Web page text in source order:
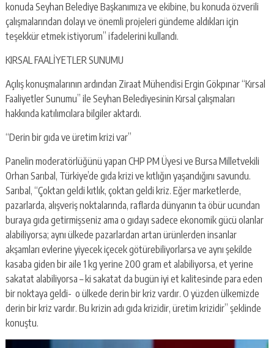
konuda Seyhan Belediye Başkanımıza ve ekibine, bu konuda özverili
çalışmalarından dolayı ve önemli projeleri gündeme aldıkları için
teşekkür etmek istiyorum” ifadelerini kullandı.
KIRSAL FAALİYETLER SUNUMU
Açılış konuşmalarının ardından Ziraat Mühendisi Ergin Gökpınar “Kırsal
Faaliyetler Sunumu” ile Seyhan Belediyesinin Kırsal çalışmaları
hakkında katılımcılara bilgiler aktardı.
“Derin bir gıda ve üretim krizi var”
Panelin moderatörlüğünü yapan CHP PM Üyesi ve Bursa Milletvekili
Orhan Sarıbal, Türkiye’de gıda krizi ve kıtlığın yaşandığını savundu.
Sarıbal, “Çoktan geldi kıtlık, çoktan geldi kriz. Eğer marketlerde,
pazarlarda, alışveriş noktalarında, raflarda dünyanın ta öbür ucundan
buraya gıda getirmişseniz ama o gıdayı sadece ekonomik gücü olanlar
alabiliyorsa; aynı ülkede pazarlardan artan ürünlerden insanlar
akşamları evlerine yiyecek içecek götürebiliyorlarsa ve aynı şekilde
kasaba giden bir aile 1 kg yerine 200 gram et alabiliyorsa, et yerine
sakatat alabiliyorsa – ki sakatat da bugün iyi et kalitesinde para eden
bir noktaya geldi- o ülkede derin bir kriz vardır. O yüzden ülkemizde
derin bir kriz vardır. Bu krizin adı gıda krizidir, üretim krizidir” şeklinde
konuştu.